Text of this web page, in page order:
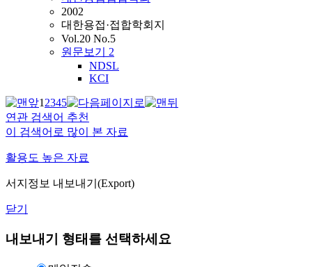
2002
대한용접·접합학회지
Vol.20 No.5
원문보기 2
NDSL
KCI
12345
연관 검색어 추천
이 검색어로 많이 본 자료
활용도 높은 자료
서지정보 내보내기(Export)
닫기
내보내기 형태를 선택하세요